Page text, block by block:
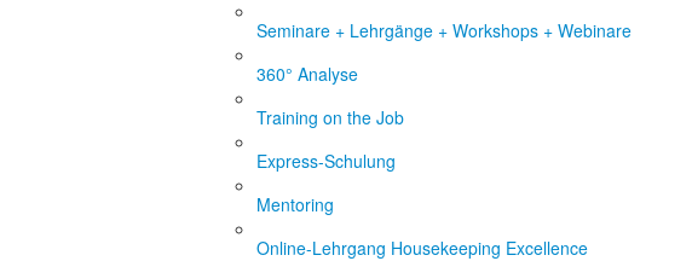
Seminare + Lehrgänge + Workshops + Webinare
360° Analyse
Training on the Job
Express-Schulung
Mentoring
Online-Lehrgang Housekeeping Excellence